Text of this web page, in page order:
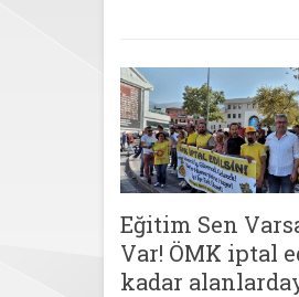
Eğitim Sen
Var! ÖMK iptal
kadar